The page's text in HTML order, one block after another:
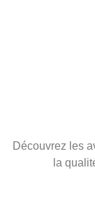
Découvrez les
la